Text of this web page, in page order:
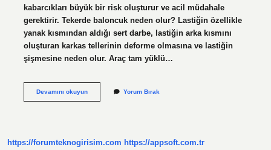
kabarcıkları büyük bir risk oluşturur ve acil müdahale
gerektirir. Tekerde baloncuk neden olur? Lastiğin özellikle
yanak kısmından aldığı sert darbe, lastiğin arka kısmını
oluşturan karkas tellerinin deforme olmasına ve lastiğin
şişmesine neden olur. Araç tam yüklü…
Devamını okuyunSıfır
Yorum Bırak
https://forumteknogirisim.com https://appsoft.com.tr